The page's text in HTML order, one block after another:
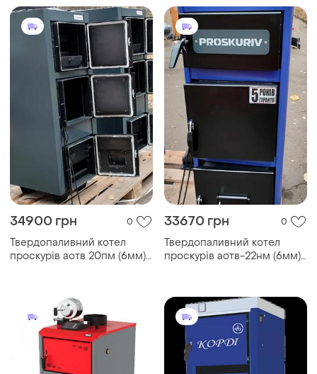
34900 грн 0
Твердопаливний котел
проскурів аотв 20пм (6мм)
33670 грн 0
Твердопаливний котел
проскурів аотв-22нм (6мм)